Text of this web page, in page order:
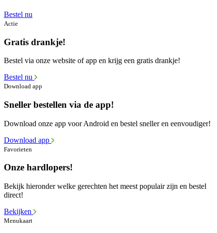
Bestel nu
Actie
Gratis drankje!
Bestel via onze website of app en krijg een gratis drankje!
Bestel nu
Download app
Sneller bestellen via de app!
Download onze app voor Android en bestel sneller en eenvoudiger!
Download app
Favorieten
Onze hardlopers!
Bekijk hieronder welke gerechten het meest populair zijn en bestel
direct!
Bekijken
Menukaart